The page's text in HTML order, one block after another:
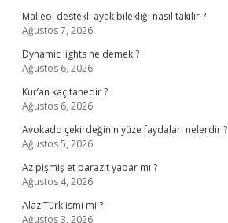
Malleol destekli ayak bilekliği nasıl takılır ?
Ağustos 7, 2026
Dynamic lights ne demek ?
Ağustos 6, 2026
Kur’an kaç tanedir ?
Ağustos 6, 2026
Avokado çekirdeğinin yüze faydaları nelerdir ?
Ağustos 5, 2026
Az pişmiş et parazit yapar mı ?
Ağustos 4, 2026
Alaz Türk ismi mi ?
Ağustos 3, 2026